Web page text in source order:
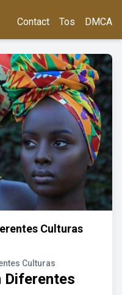
Contact Tos DMCA
Culturas
Culturas
Diferentes